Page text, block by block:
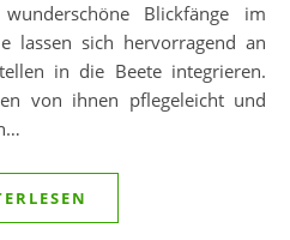
lassen sich hervorragend an
in die Beete integrieren.
von ihnen pflegeleicht und